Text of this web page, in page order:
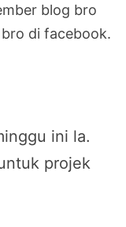
blog bro
di facebook.
ini la.
projek